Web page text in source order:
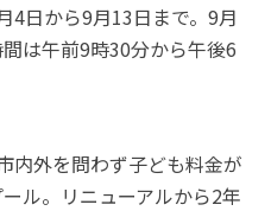
4日から9月13日まで。9月
は午前9時30分から午後6
内外を問わず子ども料金が
ル。リニューアルから2年